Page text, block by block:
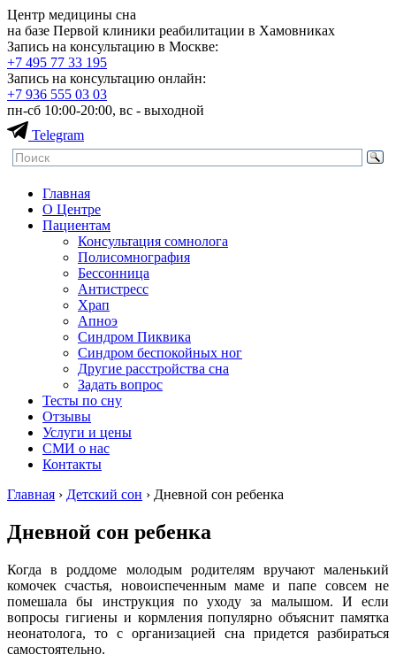
Центр медицины сна
на базе Первой клиники реабилитации в Хамовниках
Запись на консультацию в Москве:
+7 495 77 33 195
Запись на консультацию онлайн:
+7 936 555 03 03
пн-сб 10:00-20:00, вс - выходной
Telegram
Главная
О Центре
Пациентам
Консультация сомнолога
Полисомнография
Бессонница
Антистресс
Храп
Апноэ
Синдром Пиквика
Синдром беспокойных ног
Другие расстройства сна
Задать вопрос
Тесты по сну
Отзывы
Услуги и цены
СМИ о нас
Контакты
Главная › Детский сон › Дневной сон ребенка
Дневной сон ребенка
Когда в роддоме молодым родителям вручают маленький
комочек счастья, новоиспеченным маме и папе совсем не
помешала бы инструкция по уходу за малышом. И если
вопросы гигиены и кормления популярно объяснит памятка
неонатолога, то с организацией сна придется разбираться
самостоятельно.